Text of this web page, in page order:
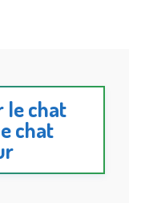
le chat
chat